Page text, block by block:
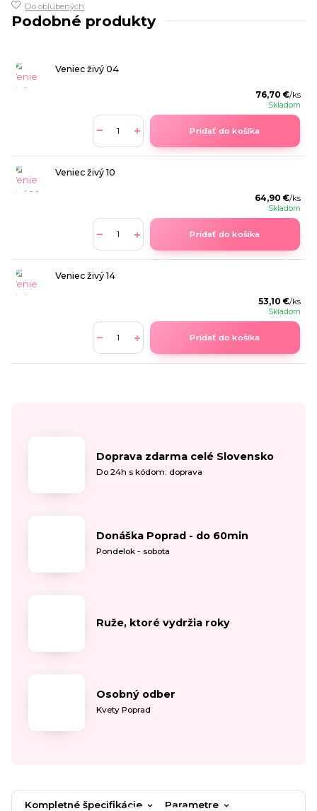
Do obľúbených
Podobné produkty
Veniec živý 04
76,70 €/ks
Skladom
Pridať do košíka
Veniec živý 10
64,90 €/ks
Skladom
Pridať do košíka
Veniec živý 14
53,10 €/ks
Skladom
Pridať do košíka
Doprava zdarma celé Slovensko
Do 24h s kódom: doprava
Donáška Poprad - do 60min
Pondelok - sobota
Ruže, ktoré vydržia roky
Osobný odber
Kvety Poprad
Kompletné špecifikácie Parametre